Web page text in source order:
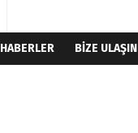
HABERLER BİZE ULAŞIN